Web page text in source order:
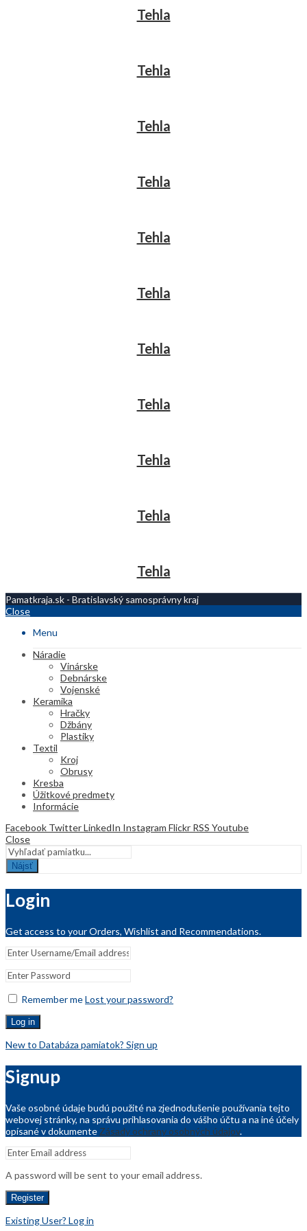
Tehla
Tehla
Tehla
Tehla
Tehla
Tehla
Tehla
Tehla
Tehla
Tehla
Tehla
Pamatkraja.sk - Bratislavský samosprávny kraj
Close
Menu
Náradie
Vinárske
Debnárske
Vojenské
Keramika
Hračky
Džbány
Plastiky
Textil
Kroj
Obrusy
Kresba
Úžitkové predmety
Informácie
Facebook TwitterLinkedIn Instagram Flickr RSS Youtube
Close
Nájsť
Login
Get access to your Orders, Wishlist and Recommendations.
Remember meLost your password?
Log in
New to Databáza pamiatok? Sign up
Signup
Vaše osobné údaje budú použité na zjednodušenie používania tejto
webovej stránky, na správu prihlasovania do vášho účtu a na iné účely
opísané v dokumente Zásady ochrany osobných údajov.
A password will be sent to your email address.
Register
Existing User? Log in